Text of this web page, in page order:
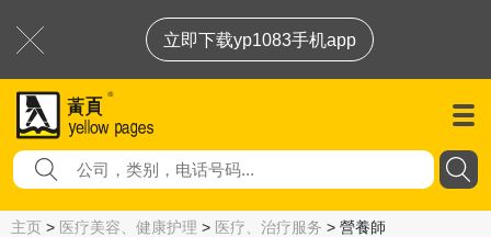
立即下载yp1083手机app
主页 > 医疗美容、健康护理 > 医疗、治疗服务 > 營養師